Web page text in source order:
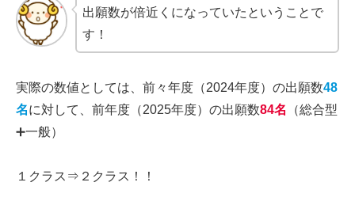
出願数が倍近くになっていたということで
す！
実際の数値としては、前々年度（2024年度）の出願数48
名に対して、前年度（2025年度）の出願数84名
（総合型
➕️一般）
１クラス⇒２クラス！！